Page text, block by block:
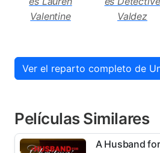
Valentine
Valdez
Ver el reparto completo de
Películas Similares
A Husband